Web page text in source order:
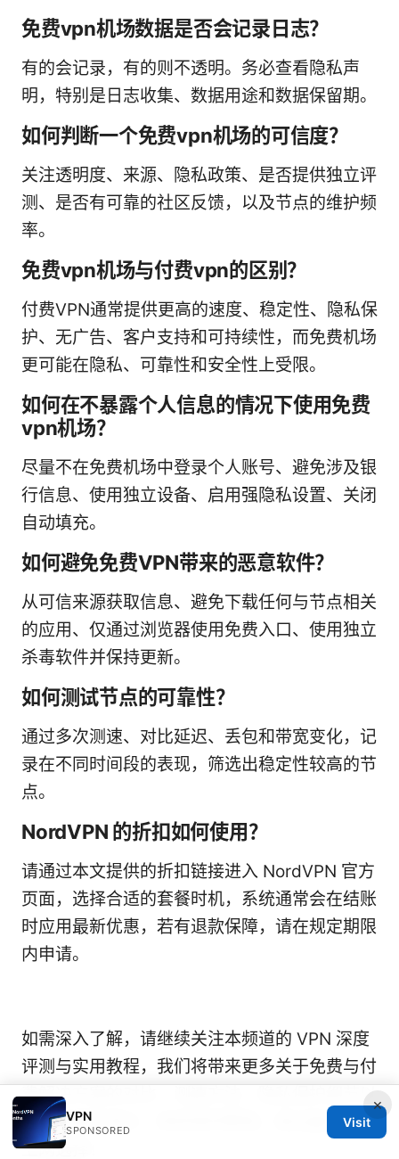
免费vpn机场数据是否会记录日志？
有的会记录，有的则不透明。务必查看隐私声
明，特别是日志收集、数据用途和数据保留期。
如何判断一个免费vpn机场的可信度？
关注透明度、来源、隐私政策、是否提供独立评
测、是否有可靠的社区反馈，以及节点的维护频
率。
免费vpn机场与付费vpn的区别？
付费VPN通常提供更高的速度、稳定性、隐私保
护、无广告、客户支持和可持续性，而免费机场
更可能在隐私、可靠性和安全性上受限。
如何在不暴露个人信息的情况下使用免费
vpn机场？
尽量不在免费机场中登录个人账号、避免涉及银
行信息、使用独立设备、启用强隐私设置、关闭
自动填充。
如何避免免费VPN带来的恶意软件？
从可信来源获取信息、避免下载任何与节点相关
的应用、仅通过浏览器使用免费入口、使用独立
杀毒软件并保持更新。
如何测试节点的可靠性？
通过多次测速、对比延迟、丢包和带宽变化，记
录在不同时间段的表现，筛选出稳定性较高的节
点。
NordVPN 的折扣如何使用？
请通过本文提供的折扣链接进入 NordVPN 官方
页面，选择合适的套餐时机，系统通常会在结账
时应用最新优惠，若有退款保障，请在规定期限
内申请。
如需深入了解，请继续关注本频道的 VPN 深度
评测与实用教程，我们将带来更多关于免费与付
费解决方案的对比、测速方法、隐私保护细节以
及实际操作演示。继续保持警惕，做出最合适的
上网选择！
×
VPN
SPONSORED
Visit